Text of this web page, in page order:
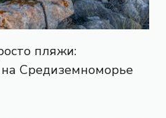
пляжи:
Средиземноморье